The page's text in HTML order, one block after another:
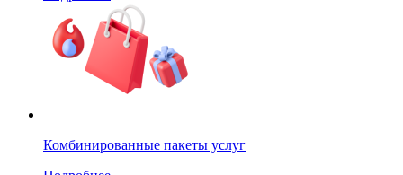
Комбинированные пакеты услуг